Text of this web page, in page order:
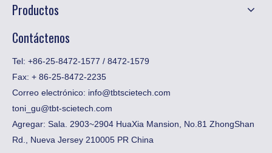
Productos
Contáctenos
Tel: +86-25-8472-1577 / 8472-1579
Fax: ​+ 86-25-8472-2235
Correo electrónico: info@tbtscietech.com
toni_gu@tbt-scietech.com
Agregar: Sala. 2903~2904 HuaXia Mansion, No.81 ZhongShan
Rd., Nueva Jersey 210005 PR China